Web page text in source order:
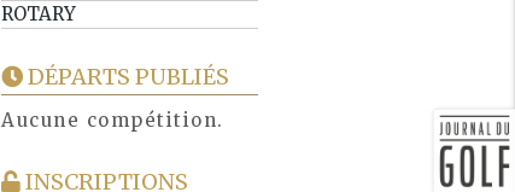
ROTARY
DÉPARTS PUBLIÉS
Aucune compétition.
INSCRIPTIONS